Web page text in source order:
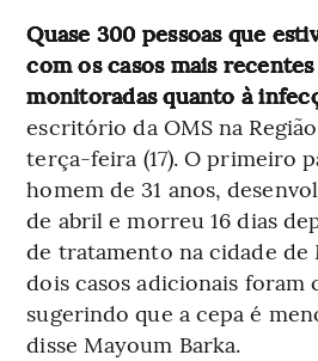
Quase 300 pessoas que
com os casos mais
monitoradas quanto à
escritório da OMS na
terça-feira (17). O primeiro
homem de 31 anos,
de abril e morreu 16 dias
de tratamento na cidade de
dois casos adicionais foram
sugerindo que a cepa é
disse Mayoum Barka.